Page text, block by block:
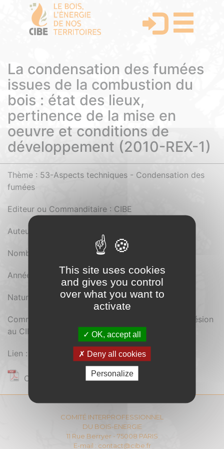
La condensation des fumées
issues de la combustion du
bois : état des lieux,
pertinence de la mise en
oeuvre et conditions de
développement (2010-REX-1)
Thème : 53-Aspects techniques - Condensation des
fumées
Editeur ou Commanditaire : CIBE
Auteur : CIBE
Nombre de pages : 56
Année d'édition : 2011
Nature du document : Pdf
Comment se procurer le document : Payant (Adhésion
au CIBE)
Lien :
Contenu réservé aux adhérents
COMITÉ INTERPROFESSIONNEL
DU BOIS-ENERGIE
11 Rue Berryer - 75008 PARIS
E-mail : contact@cibe.fr
This site uses cookies
and gives you control
over what you want to
activate
OK, accept all
Deny all cookies
Personalize